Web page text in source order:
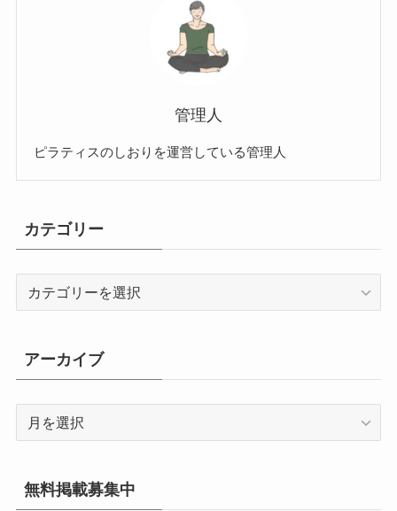
管理人
ピラティスのしおりを運営している管理人
カテゴリー
リ
ー
アーカイブ
イ
ブ
無料掲載募集中